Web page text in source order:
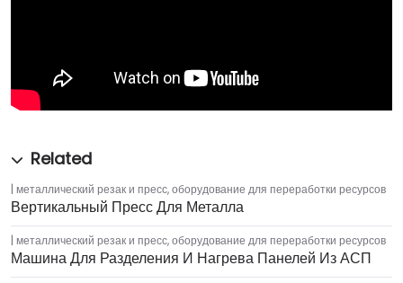
металлический резак и пресс,оборудование для переработки ресурсов
Вертикальный Пресс Для Металла
металлический резак и пресс,оборудование для переработки ресурсов
Машина Для Разделения И Нагрева Панелей Из АСП